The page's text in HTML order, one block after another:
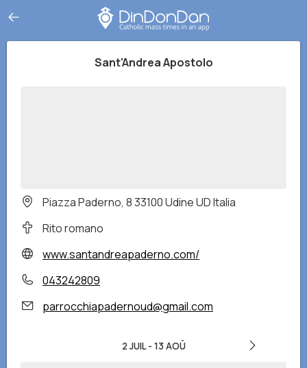
Sant'Andrea Apostolo
Piazza Paderno, 8 33100 Udine UD Italia
Rito romano
www.santandreapaderno.com/
043242809
parrocchiapadernoud@gmail.com
2 JUIL- 13 AOÛ